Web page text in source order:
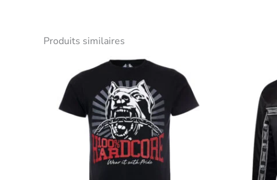
Produits similaires
produit
présente
plusieurs